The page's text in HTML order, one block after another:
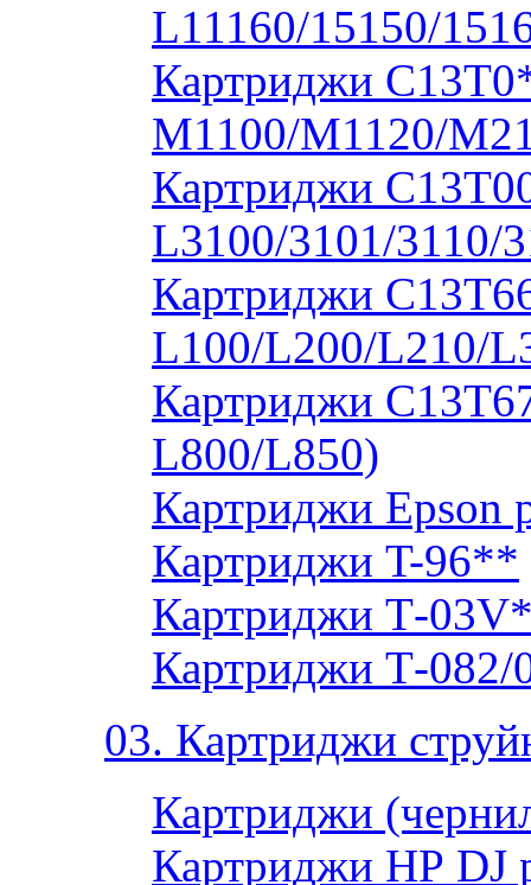
L11160/15150/
Картриджи
M1100/M1120/
Картриджи
L3100/3101/3110/
Картриджи
L100/L200/L210/
Картриджи
L800/L850)
Картриджи Epson
Картриджи T-96**
Картриджи Т-
Картриджи Т-
03. Картриджи
Картриджи
Картриджи НР DJ